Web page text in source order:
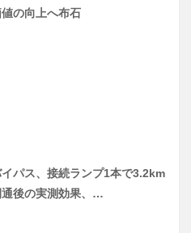
の向上へ布石
パス、接続ランプ1本で3.2km
後の実測効果、…